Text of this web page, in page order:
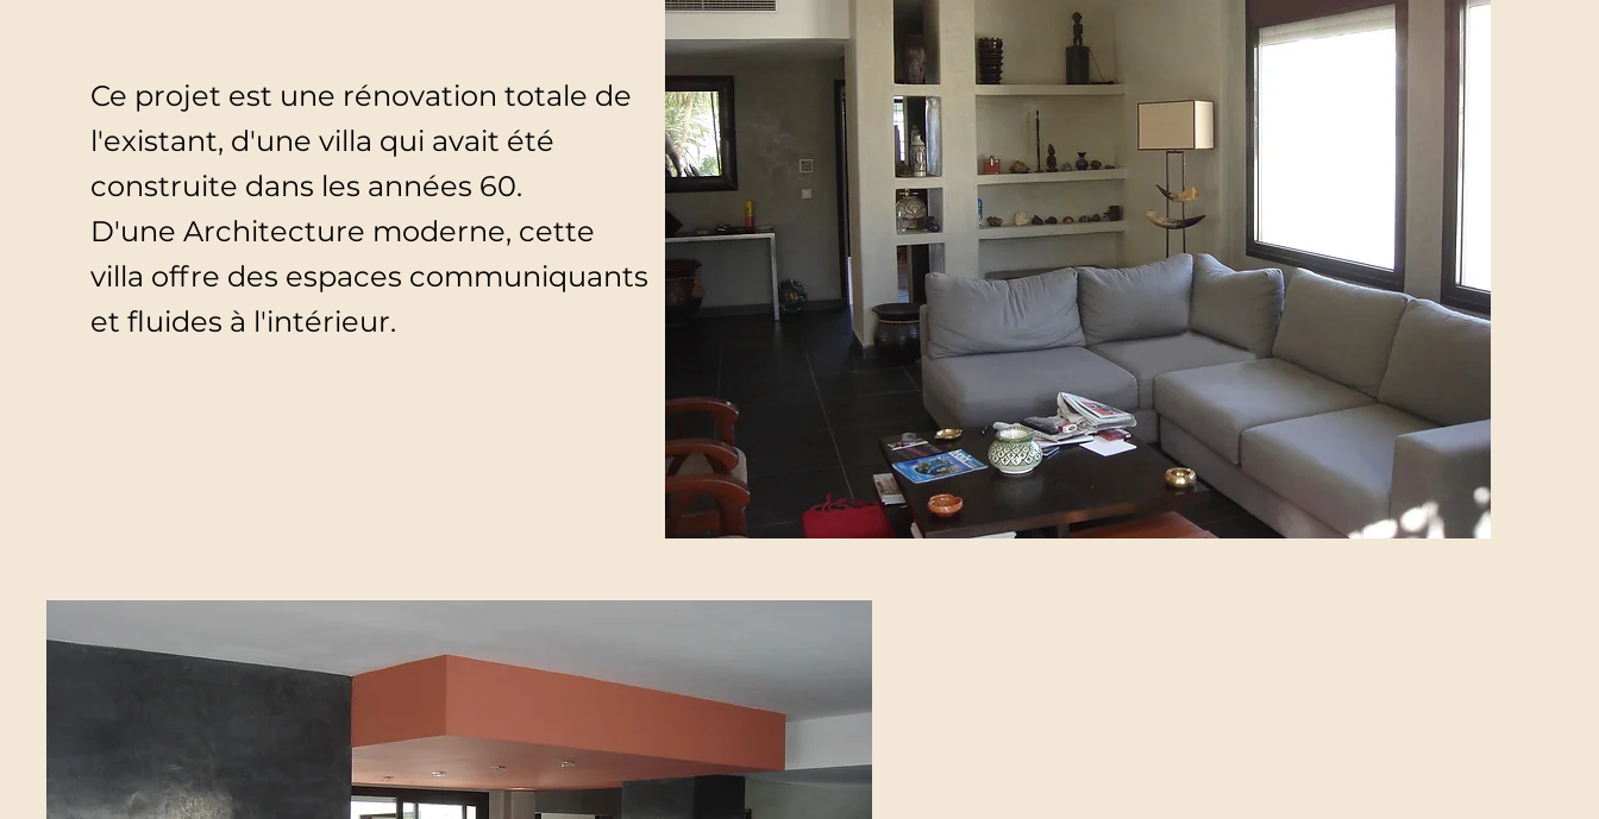
Ce projet est une rénovation totale de
l'existant, d'une villa qui avait été
construite dans les années 60.
D'une Architecture moderne, cette
villa offre des espaces communiquants
et fluides à l'intérieur.